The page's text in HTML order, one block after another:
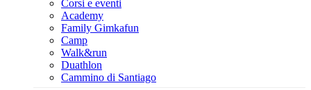
Corsi e eventi
Academy
Family Gimkafun
Camp
Walk&run
Duathlon
Cammino di Santiago